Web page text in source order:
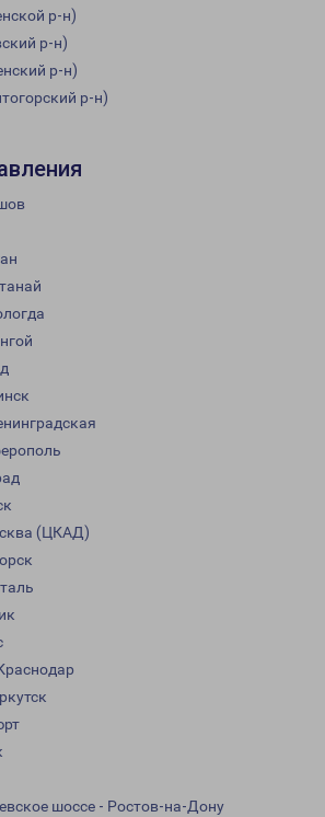
р-н)
р-н)
р-н)
р-н)
(ЦКАД)
шоссе - Ростов-на-Дону